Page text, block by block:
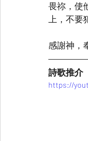
畏祢，使
上，不要
感謝神，
詩歌推介
https://